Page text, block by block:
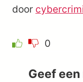
door
0
Geef